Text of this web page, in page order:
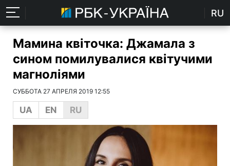
RU
Мамина квіточка: Джамала з
сином помилувалися квітучими
магноліями
СУББОТА 27 АПРЕЛЯ 2019 12:55
UA EN RU